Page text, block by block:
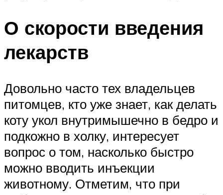
О скорости введения
лекарств
Довольно часто тех владельцев
питомцев, кто уже знает, как делать
коту укол внутримышечно в бедро и
подкожно в холку, интересует
вопрос о том, насколько быстро
можно вводить инъекции
животному. Отметим, что при